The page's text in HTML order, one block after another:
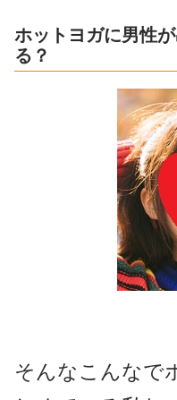
ホットヨガに男性
る？
そんなこんなで